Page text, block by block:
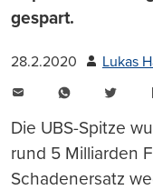
gespart.
28.2.2020 Lukas
WhatsApp
Die UBS-Spitze
rund 5 Milliarden
Schadenersatz